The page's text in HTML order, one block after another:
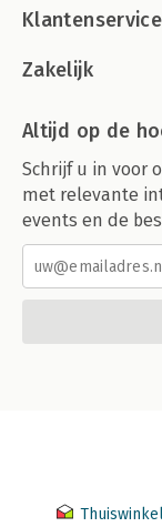
Klantenservice
Zakelijk
Altijd op de
Schrijf u in voor
met relevante
events en de